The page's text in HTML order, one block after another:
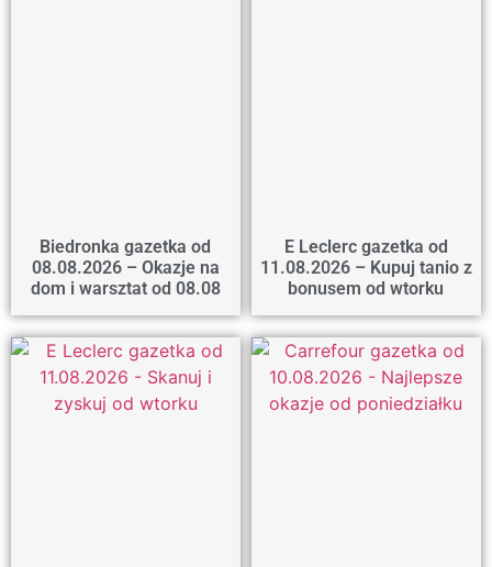
Biedronka gazetka od
08.08.2026 – Okazje na
dom i warsztat od 08.08
E Leclerc gazetka od
11.08.2026 – Kupuj tanio z
bonusem od wtorku